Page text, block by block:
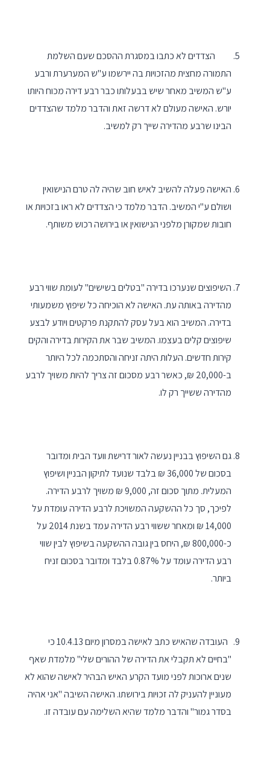
הצדדים לא כתבו במסגרת ההסכם שעם השלמת
התמורה מחצית מהזכויות בה יירשמו ע"ש המערערת ורבע
ע"ש המשיב מאחר שיש בבעלותו כבר רבע דירה מכוח היותו
יורש. האישה מעולם לא דרשה זאת והדבר מלמד שהצדדים
הבינו שרבע מהדירה שייך רק למשיב.
האישה פעלה להשיב לאיש חוב שהיה לה טרם הנישואין
ושולם ע"י המשיב. הדבר מלמד כי הצדדים לא ראו בזכויות או
חובות שמקורן מלפני הנישואין או בירושה רכוש משותף.
השיפוצים שנערכו בדירה "בטלים בשישים" לעומת שווי רבע
מהדירה באותה עת. האישה לא הוכיחה כל שיפוץ משמעותי
בדירה. המשיב הוא בעל עסק להתקנת פרקטים ויודע לבצע
שיפוצים קלים בעצמו. המשיב שבר את הקירות בדירה והקים
קירות חדשים. העלות היתה זניחה והסתכמה לכל היותר
ב-20,000 ₪, כאשר רבע מסכום זה צריך להיות משויך לרבע
מהדירה ששייך רק לו.
גם השיפוץ בבניין נעשה לאור דרישת וועד הבית ומדובר
בסכום של 36,000 ₪ בלבד שנועד לתיקון הבניין ושיפוץ
המעלית. מתוך סכום זה, 9,000 ₪ משויך לרבע הדירה.
לפיכך, סך כל ההשקעה המשויכת לרבע הדירה עומדת על
14,000 ₪ ומאחר ששווי רבע הדירה עמד בשנת 2014 על
כ-800,000 ₪, היחס בין גובה ההשקעה בשיפוץ לבין שווי
רבע הדירה עומד על 0.87% בלבד ומדובר בסכום זניח
ביותר.
העובדה שהאיש כתב לאישה במסרון מיום 10.4.13 כי
"בחיים לא תקבלי את הדירה של ההורים שלי" מלמדת שאף
שנים ארוכות לפני מועד הקרע האיש הבהיר לאישה שהוא לא
מעוניין להעניק לה זכויות בירושתו. האישה השיבה "אני אהיה
בסדר גמור" והדבר מלמד שהיא השלימה עם עובדה זו.